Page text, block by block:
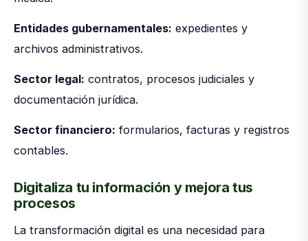
Entidades gubernamentales: expedientes y
archivos administrativos.
Sector legal: contratos, procesos judiciales y
documentación jurídica.
Sector financiero: formularios, facturas y registros
contables.
Digitaliza tu información y mejora tus
procesos
La transformación digital es una necesidad para